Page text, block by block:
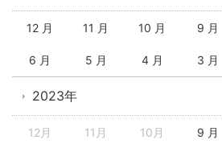
12 月 11 月 10 月 9 月
6 月 5 月 4 月 3 月
2023年
12月 11月 10月 9 月